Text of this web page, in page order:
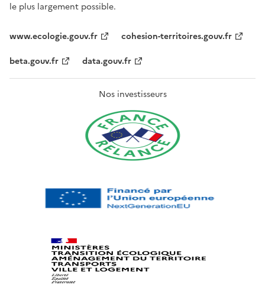
le plus largement possible.
www.ecologie.gouv.fr
cohesion-territoires.gouv.fr
beta.gouv.fr
data.gouv.fr
Nos investisseurs